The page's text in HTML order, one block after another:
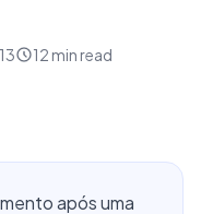
12 min read
após uma